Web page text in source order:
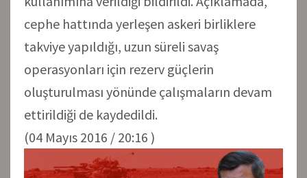
cephe hattında yerleşen askeri birliklere
takviye yapıldığı, uzun süreli savaş
operasyonları için rezerv güçlerin
oluşturulması yönünde çalışmaların devam
ettirildiği de kaydedildi.
(04 Mayıs 2016 / 20:16 )